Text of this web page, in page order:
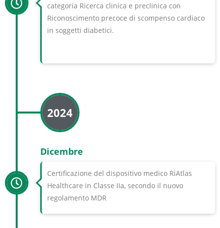
categoria Ricerca clinica e preclinica con
Riconoscimento precoce di scompenso cardiaco
in soggetti diabetici.
2024
Dicembre
Certificazione del dispositivo medico RiAtlas
Healthcare in Classe IIa, secondo il nuovo
regolamento MDR